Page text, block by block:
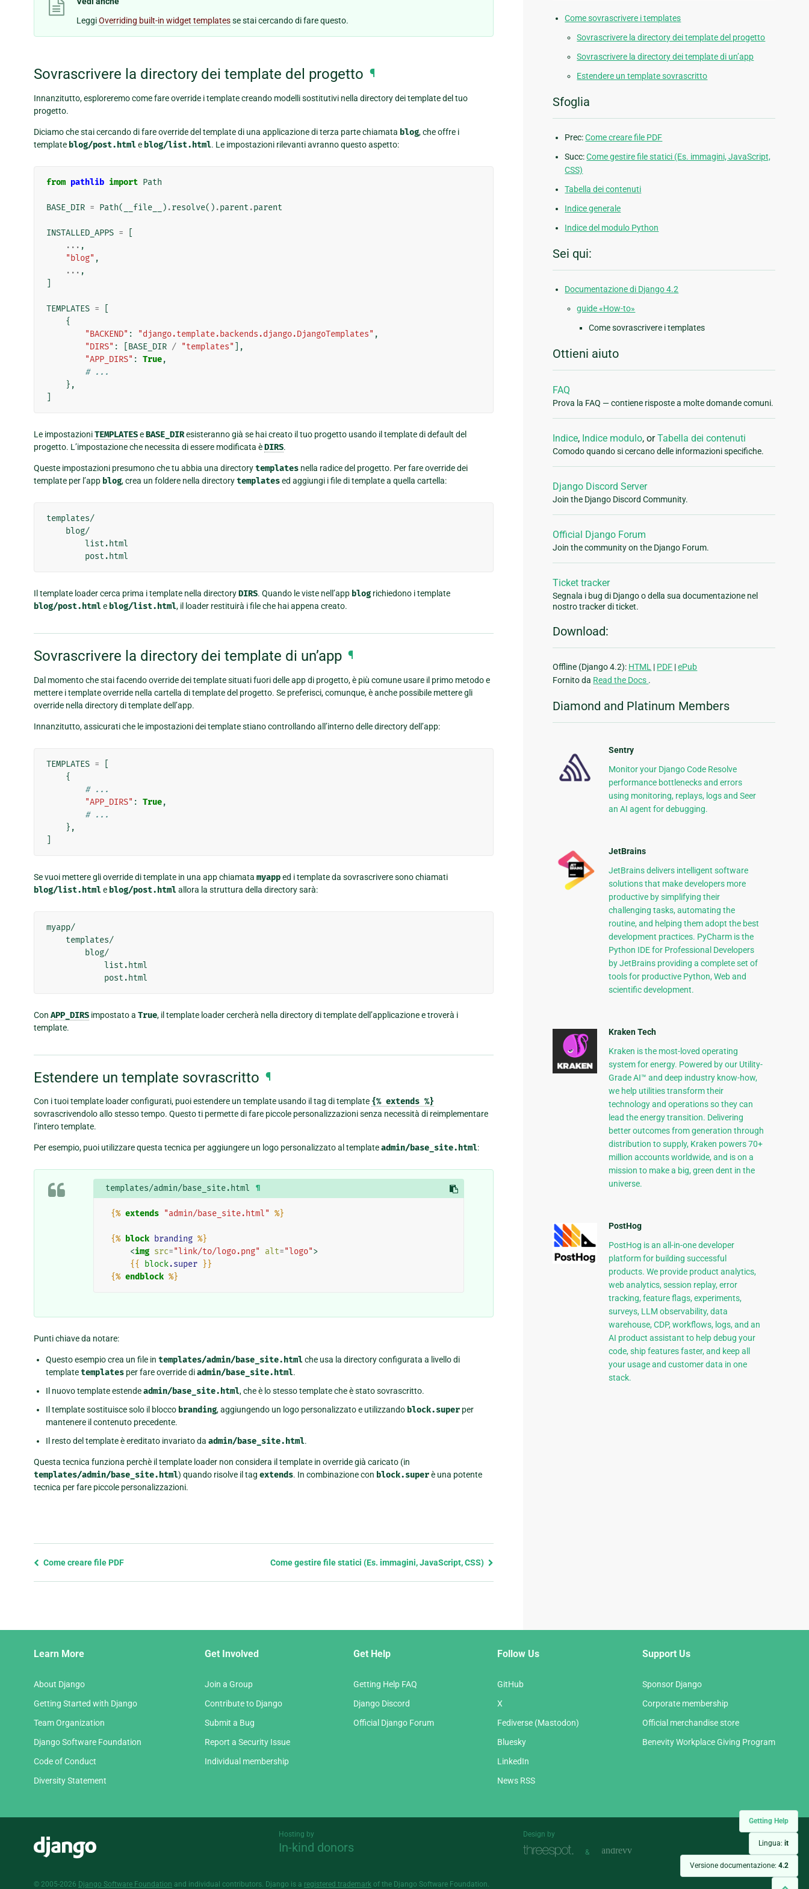
Getting Help
Lingua: it
Versione documentazione: 4.2
LeggiOverriding built-in widget templatesse stai cercando di fare questo.
Sovrascrivere la directory dei template del progetto ¶
Innanzitutto, esploreremo come fare override i template creando modelli sostitutivi nella directory dei template del tuo
progetto.
Diciamo che stai cercando di fare override del template di una applicazione di terza parte chiamata blog, che offre i
template blog/post.htmle blog/list.html. Le impostazioni rilevanti avranno questo aspetto:
from pathlib import Path
BASE_DIR = Path( __file__ ) .resolve() .parent .parent
INSTALLED_APPS =
... ,
"blog" ,
... ,
TEMPLATES =
{
"BACKEND" : "django.template.backends.django.DjangoTemplates" ,
"DIRS" : BASE_DIR / "templates"
],
"APP_DIRS" : True,
# ...
},
Le impostazioniTEMPLATESeBASE_DIResisteranno già se hai creato il tuo progetto usando il template di default del
progetto. L’impostazione che necessita di essere modificata èDIRS.
Queste impostazioni presumono che tu abbia una directorytemplates nella radice del progetto. Per fare override dei
template per l’app blog, crea un foldere nella directorytemplatesed aggiungi i file di template a quella cartella:
templates/
Il template loader cerca prima i template nella directoryDIRS. Quando le viste nell’app blog richiedono i template
blog/post.htmle blog/list.html, il loader restituirà i file che hai appena creato.
Sovrascrivere la directory dei template di un’app ¶
Dal momento che stai facendo override dei template situati fuori delle app di progetto, è più comune usare il primo metodo e
mettere i template override nella cartella di template del progetto. Se preferisci, comunque, è anche possibile mettere gli
override nella directory di template dell’app.
Innanzitutto, assicurati che le impostazioni dei template stiano controllando all’interno delle directory dell’app:
TEMPLATES =
{
# ...
"APP_DIRS" : True,
# ...
},
Se vuoi mettere gli override di template in una app chiamata myapped i template da sovrascrivere sono chiamati
blog/list.htmle blog/post.htmlallora la struttura della directory sarà:
myapp/
Con APP_DIRS impostato a True, il template loader cercherà nella directory di template dell’applicazione e troverà i
template.
Estendere un template sovrascritto ¶
Con i tuoi template loader configurati, puoi estendere un template usando il tag di template {% extends %}
sovrascrivendolo allo stesso tempo. Questo ti permette di fare piccole personalizzazioni senza necessità di reimplementare
l’intero template.
Per esempio, puoi utilizzare questa tecnica per aggiungere un logo personalizzato al templateadmin/base_site.html:
templates/admin/base_site.html ¶
{% extends "admin/base_site.html" %}
{% block branding %}
<img src="link/to/logo.png" alt="logo">
{{
block.super }}
{% endblock %}
Punti chiave da notare:
Questo esempio crea un file in templates/admin/base_site.htmlche usa la directory configurata a livello di
templatetemplates per fare override diadmin/base_site.html.
Il nuovo template estendeadmin/base_site.html, che è lo stesso template che è stato sovrascritto.
Il template sostituisce solo il blocco branding, aggiungendo un logo personalizzato e utilizzando block.super per
mantenere il contenuto precedente.
Il resto del template è ereditato invariato da admin/base_site.html.
Questa tecnica funziona perchè il template loader non considera il template in override già caricato (in
templates/admin/base_site.html) quando risolve il tag extends. In combinazione con block.superè una potente
tecnica per fare piccole personalizzazioni.
Previous
Come creare file PDF Come gestire file statici (Es. immagini, JavaScript, CSS)
Come sovrascrivere i templates
Sovrascrivere la directory dei template del progetto
Sovrascrivere la directory dei template di un’app
Estendere un template sovrascritto
Sfoglia
Prec:Come creare file PDF
Succ:Come gestire file statici (Es. immagini, JavaScript,
CSS)
Tabella dei contenuti
Indice generale
Indice del modulo Python
Sei qui:
Documentazione di Django 4.2
guide «How-to»
Come sovrascrivere i templates
Ottieni aiuto
FAQ
Prova la FAQ — contiene risposte a molte domande comuni.
Indice, Indice modulo, orTabella dei contenuti
Comodo quando si cercano delle informazioni specifiche.
Django Discord Server
Join the Django Discord Community.
Official Django Forum
Join the community on the Django Forum.
Ticket tracker
Segnala i bug di Django o della sua documentazione nel
nostro tracker di ticket.
Download:
Offline (Django 4.2): HTML | PDF |ePub
Fornito da Read the Docs .
Diamond and Platinum Members
Sentry
Monitor your Django Code Resolve
performance bottlenecks and errors
using monitoring, replays, logs and Seer
an AI agent for debugging.
JetBrains
JetBrains delivers intelligent software
solutions that make developers more
productive by simplifying their
challenging tasks, automating the
routine, and helping them adopt the best
development practices. PyCharm is the
Python IDE for Professional Developers
by JetBrains providing a complete set of
tools for productive Python, Web and
scientific development.
Kraken Tech
Kraken is the most-loved operating
system for energy. Powered by our Utility-
Grade AI™ and deep industry know-how,
we help utilities transform their
technology and operations so they can
lead the energy transition. Delivering
better outcomes from generation through
distribution to supply, Kraken powers 70+
million accounts worldwide, and is on a
mission to make a big, green dent in the
universe.
PostHog
PostHog is an all-in-one developer
platform for building successful
products. We provide product analytics,
web analytics, session replay, error
tracking, feature flags, experiments,
surveys, LLM observability, data
warehouse, CDP, workflows, logs, and an
AI product assistant to help debug your
code, ship features faster, and keep all
your usage and customer data in one
stack.
Learn More
About Django
Getting Started with Django
Team Organization
Django Software Foundation
Code of Conduct
Diversity Statement
Get Involved
Join a Group
Contribute to Django
Submit a Bug
Report a Security Issue
Individual membership
Get Help
Getting Help FAQ
Django Discord
Official Django Forum
Follow Us
GitHub
X
Fediverse (Mastodon)
Bluesky
LinkedIn
News RSS
Support Us
Sponsor Django
Corporate membership
Official merchandise store
Benevity Workplace Giving Program
Hosting by
In-kind donors
Design by
&
© 2005-2026 Django Software Foundation and individual contributors. Django is a registered trademark of the Django Software Foundation.